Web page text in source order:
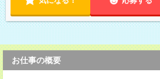
お仕事の概要